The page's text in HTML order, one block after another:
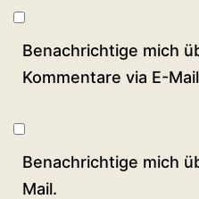
Benachrichtige mich
Kommentare via E-
Benachrichtige mich
Mail.